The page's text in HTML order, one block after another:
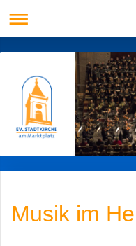
Musik im